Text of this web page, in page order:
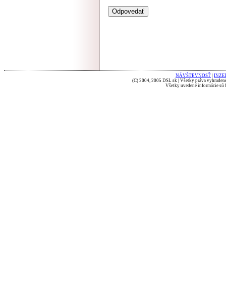
NÁVŠTEVNOSŤ
(C) 2004, 2005 DSL.sk | Všetky práva
Všetky uvedené informácie sú